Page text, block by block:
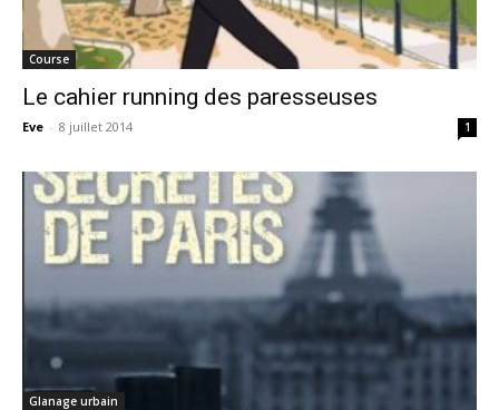
Course
Le cahier running des paresseuses
Eve - 8 juillet 2014 1
Glanage urbain